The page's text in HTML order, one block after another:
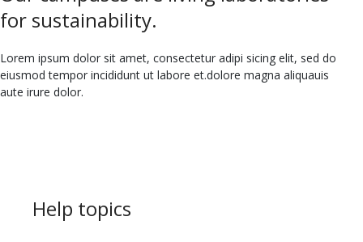
for sustainability.
Lorem ipsum dolor sit amet, consectetur adipi sicing elit, sed do
eiusmod tempor incididunt ut labore et.dolore magna aliquauis
aute irure dolor.
Help topics